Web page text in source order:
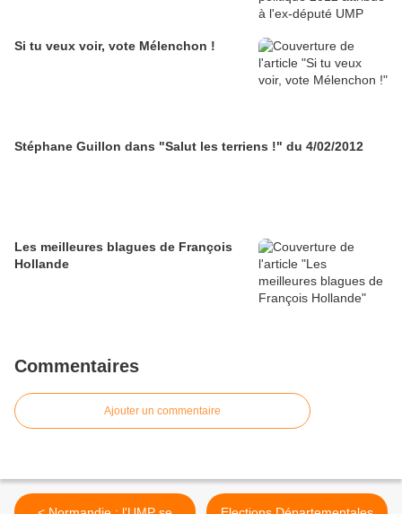
Si tu veux voir, vote Mélenchon !
Stéphane Guillon dans "Salut les terriens !" du 4/02/2012
Les meilleures blagues de François
Hollande
Commentaires
Ajouter un commentaire